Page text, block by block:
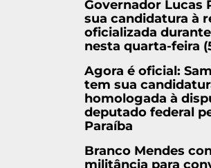
Governador Lucas
sua candidatura à
oficializada
nesta quarta-feira
Agora é oficial:
tem sua
homologada à
deputado federal
Paraíba
Branco Mendes
militância para